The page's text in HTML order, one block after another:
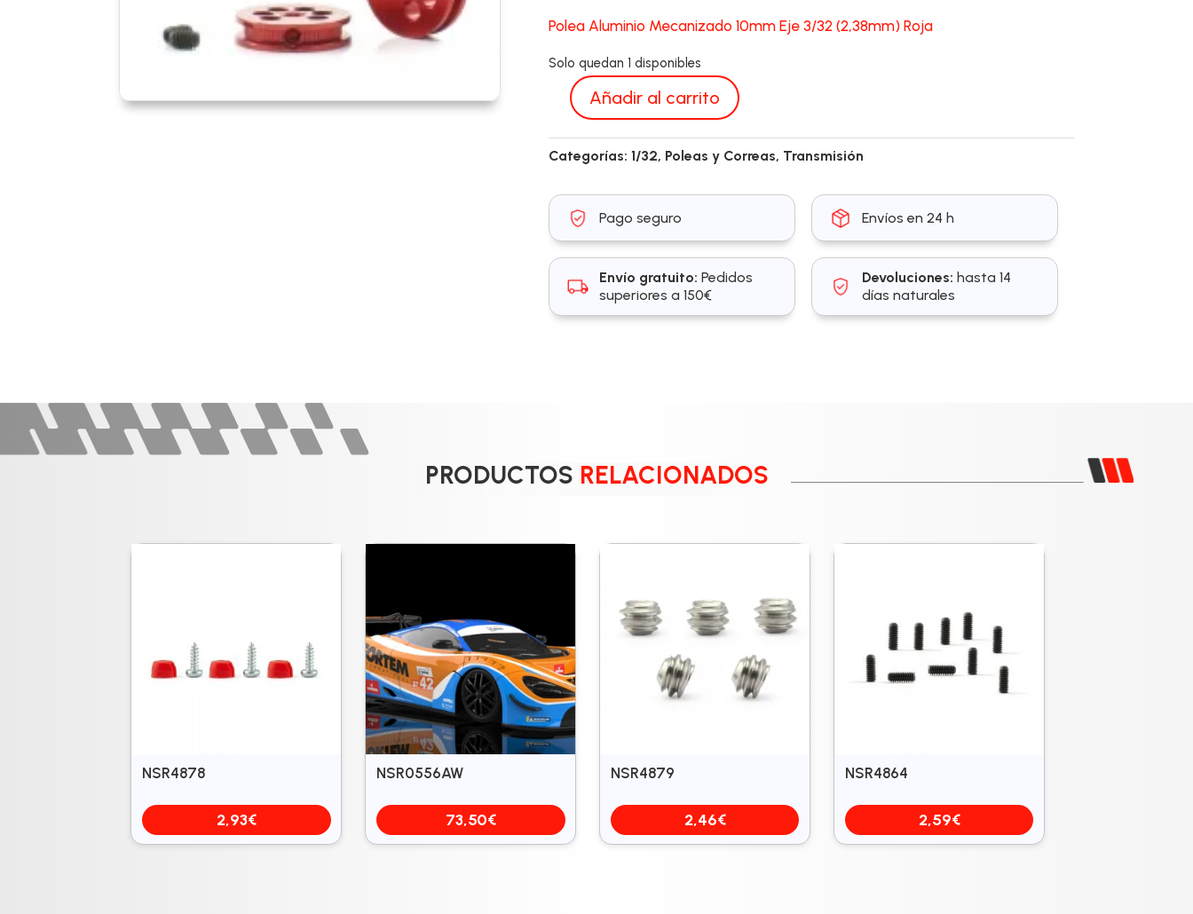
Polea Aluminio Mecanizado 10mm Eje 3/32 (2,38mm) Roja
Solo quedan 1 disponibles
SC-
cantidad
Añadir al carrito
Categorías:1/32, Poleas y Correas, Transmisión
Pago seguro Envíos en 24 h
Envío gratuito: Pedidos
superiores a 150€
Devoluciones: hasta 14
días naturales
PRODUCTOS RELACIONADOS
NSR4878
2,93€
NSR0556AW
73,50€
NSR4879
2,46€
NSR4864
2,59€